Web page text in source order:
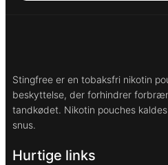
Stingfree er en tobaksfri nikotin
beskyttelse, der forhindrer
tandkødet. Nikotin pouches
snus.
Hurtige links